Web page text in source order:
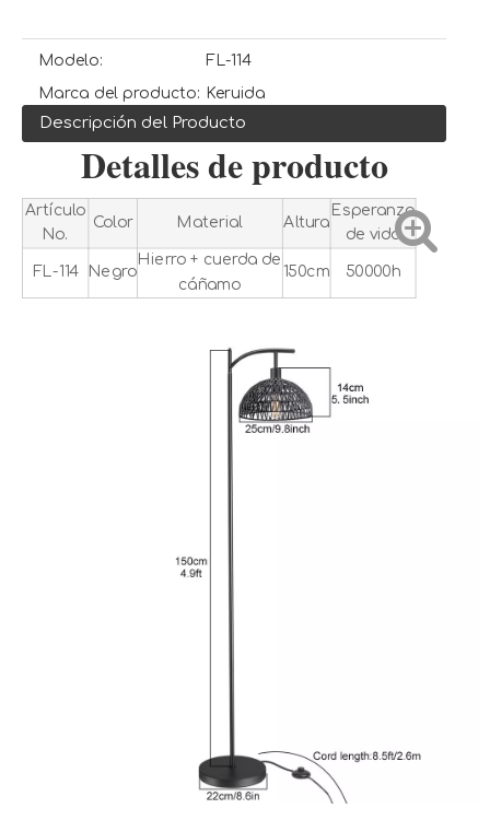
Modelo:
FL-114
Marca del producto: Keruida
Descripción del Producto
Detalles de producto
Artículo
No.
Color Material Altura
Esperanza
de vida
FL-114 Negro
Hierro + cuerda de
cáñamo
150cm 50000h